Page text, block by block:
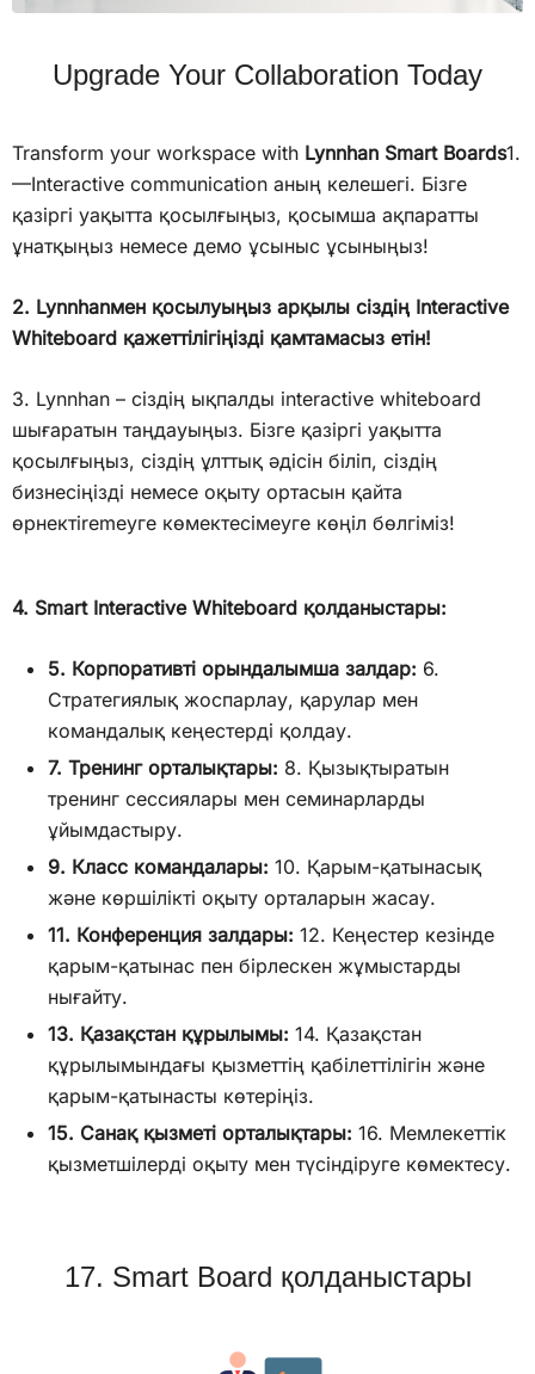
Upgrade Your Collaboration Today
Transform your workspace with Lynnhan Smart Boards1.
—Interactive communication аның келешегі. Бізге
қазіргі уақытта қосылғыңыз, қосымша ақпаратты
ұнатқыңыз немесе демо ұсыныс ұсыныңыз!
2. Lynnhanмен қосылуыңыз арқылы сіздің Interactive
Whiteboard қажеттілігіңізді қамтамасыз етін!
3. Lynnhan – сіздің ықпалды interactive whiteboard
шығаратын таңдауыңыз. Бізге қазіргі уақытта
қосылғыңыз, сіздің ұлттық әдісін біліп, сіздің
бизнесіңізді немесе оқыту ортасын қайта
өрнектіremeуге көмектесімеуге көңіл бөлгіміз!
4. Smart Interactive Whiteboard қолданыстары:
5. Корпоративті орындалымша залдар: 6.
Стратегиялық жоспарлау, қарулар мен
командалық кеңестерді қолдау.
7. Тренинг орталықтары: 8. Қызықтыратын
тренинг сессиялары мен семинарларды
ұйымдастыру.
9. Класс командалары: 10. Қарым-қатынасық
және көршілікті оқыту орталарын жасау.
11. Конференция залдары: 12. Кеңестер кезінде
қарым-қатынас пен бірлескен жұмыстарды
нығайту.
13. Қазақстан құрылымы: 14. Қазақстан
құрылымындағы қызметтің қабілеттілігін және
қарым-қатынасты көтеріңіз.
15. Санақ қызметі орталықтары: 16. Мемлекеттік
қызметшілерді оқыту мен түсіндіруге көмектесу.
17. Smart Board қолданыстары